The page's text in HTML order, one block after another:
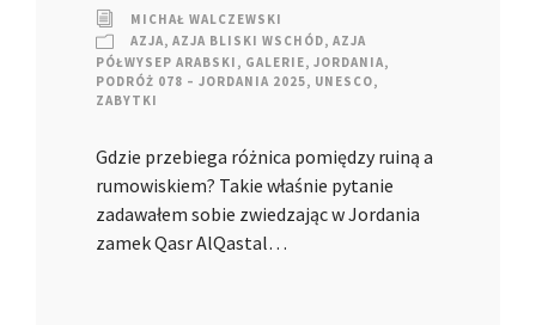
MICHAŁ WALCZEWSKI
AZJA, AZJA BLISKI WSCHÓD, AZJA
PÓŁWYSEP ARABSKI , GALERIE, JORDANIA,
PODRÓŻ 078 – JORDANIA 2025, UNESCO,
ZABYTKI
Gdzie przebiega różnica pomiędzy ruiną a
rumowiskiem? Takie właśnie pytanie
zadawałem sobie zwiedzając w Jordania
zamek Qasr AlQastal…